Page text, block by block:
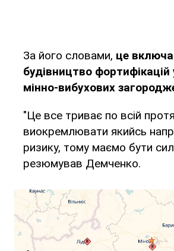
За його словами, це
будівництво
мінно-вибухових
"Це все триває по всій
виокремлювати якийсь
ризику, тому маємо бути
резюмував Демченко.